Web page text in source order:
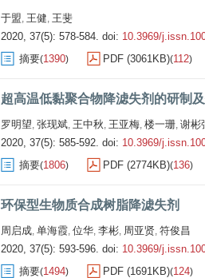
于盟, 王健, 王斐
2020, 37(5): 578-584. doi: 10.3969/
摘要(1390) PDF (3061KB)(112)
超高温低黏聚合物降滤失剂的研制
罗明望, 张现斌, 王中秋, 王亚梅, 楼一珊, 谢彬
2020, 37(5): 585-592. doi: 10.3969/
摘要(1806) PDF (2774KB)(136)
环保型生物质合成树脂降滤失剂
周启成, 单海霞, 位华, 李彬, 周亚贤, 符俊昌
2020, 37(5): 593-596. doi: 10.3969/
摘要(1494) PDF (1691KB)(124)